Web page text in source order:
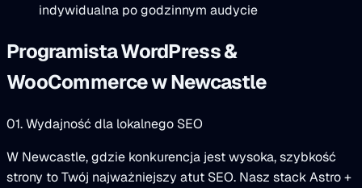
indywidualna po godzinnym audycie
Programista WordPress &
WooCommerce w Newcastle
01. Wydajność dla lokalnego SEO
W Newcastle, gdzie konkurencja jest wysoka, szybkość
strony to Twój najważniejszy atut SEO. Nasz stack Astro +